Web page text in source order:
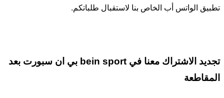
تطبيق الواتس أب الخاص بنا لاستقبال طلباتكم.
تجديد الاشتراك معنا في bein sport بي ان سبورت بعد
المقاطعة